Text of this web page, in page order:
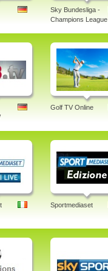
Sky Bundesliga -
Champions League
Golf TV Online
Sportmediaset